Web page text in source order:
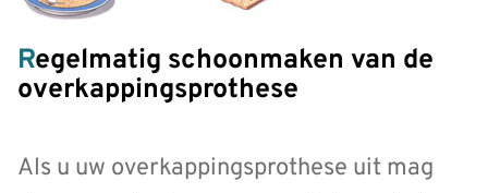
Regelmatig schoonmaken van de
overkappingsprothese
Als u uw overkappingsprothese uit mag